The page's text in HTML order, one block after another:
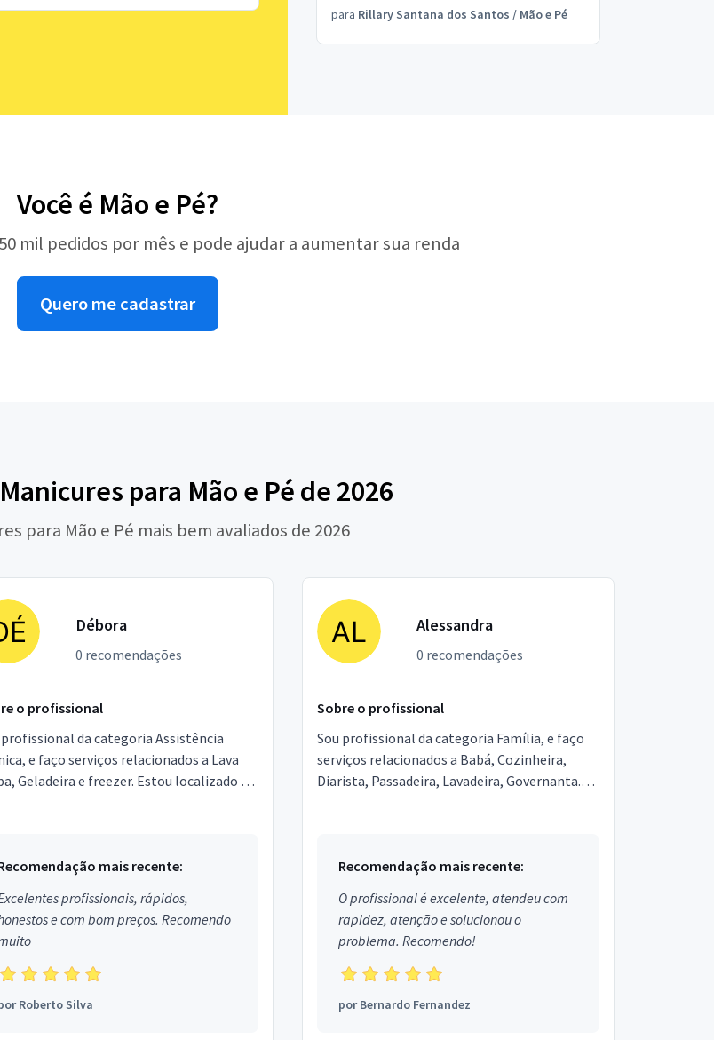
para Rillary Santana dos Santos / Mão e Pé
Você é Mão e Pé?
mil pedidos por mês e pode ajudar a aumentar sua renda
Quero me cadastrar
para Mão e Pé de 2026
para Mão e Pé mais bem avaliados de 2026
Débora
0 recomendações
o profissional
profissional da categoria Assistência
e faço serviços relacionados a Lava
Geladeira e freezer. Estou localizado no
mais recente:
profissionais, rápidos,
e com bom preços. Recomendo
Roberto Silva
Alessandra
0 recomendações
Sobre o profissional
Sou profissional da categoria Família, e faço
serviços relacionados a Babá, Cozinheira,
Diarista, Passadeira, Lavadeira, Governanta.
Recomendação mais recente:
O profissional é excelente, atendeu com
rapidez, atenção e solucionou o
problema. Recomendo!
porBernardo Fernandez